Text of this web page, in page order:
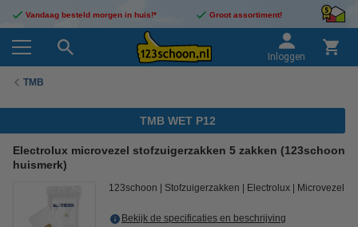
Vandaag besteld morgen in huis!* Groot assortiment!
Inloggen
TMB
TMB WET P12
Electrolux microvezel stofzuigerzakken 5 zakken (123schoon
huismerk)
123schoon Stofzuigerzakken Electrolux Microvezel
Bekijk de specificaties en beschrijving